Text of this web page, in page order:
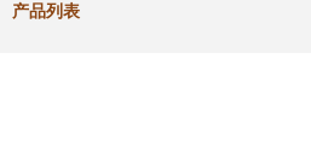
产品列表